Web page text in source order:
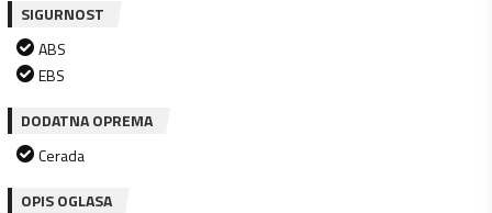
SIGURNOST
ABS
EBS
DODATNA OPREMA
Cerada
OPIS OGLASA